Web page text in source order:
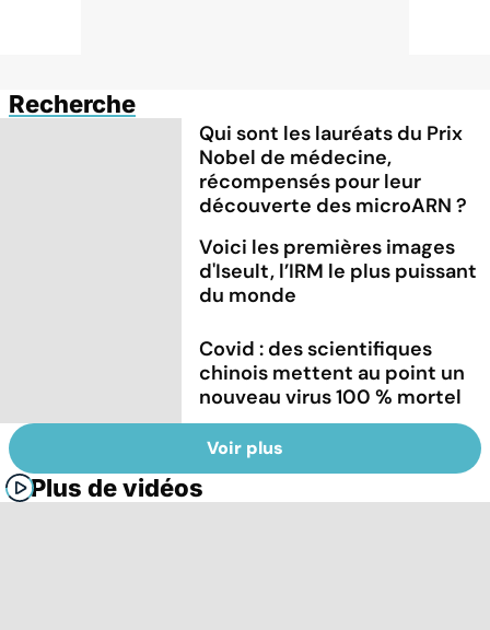
Recherche
Qui sont les lauréats du Prix
Nobel de médecine,
récompensés pour leur
découverte des microARN ?
Voici les premières images
d'Iseult, l’IRM le plus puissant
du monde
Covid : des scientifiques
chinois mettent au point un
nouveau virus 100 % mortel
Voir plus
Plus de vidéos